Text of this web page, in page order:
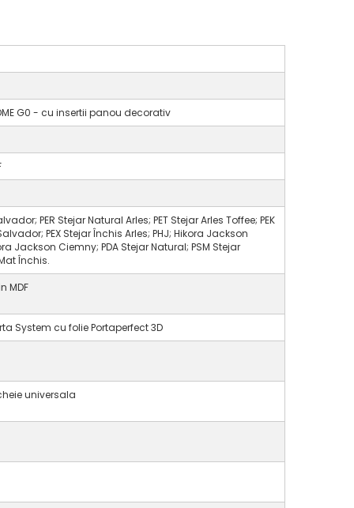
G0 - cu insertii panou decorativ
PER Stejar Natural Arles; PET Stejar Arles Toffee; PEK
PEX Stejar Închis Arles; PHJ; Hikora Jackson
Jackson Ciemny; PDA Stejar Natural; PSM Stejar
Închis.
MDF
System cu folie Portaperfect 3D
universala